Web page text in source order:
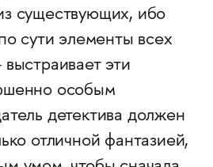
существующих, ибо
сути элементы всех
эти
особым
детектива должен
отличной фантазией,